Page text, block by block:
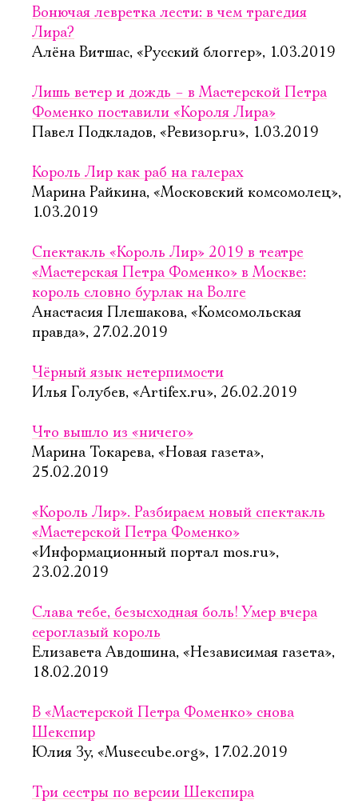
Вонючая левретка лести: в чем трагедия
Лира?
Алёна Витшас, «Русский блоггер», 1.03.2019
Лишь ветер и дождь – в Мастерской Петра
Фоменко поставили «Короля Лира»
Павел Подкладов, «Ревизор.ru», 1.03.2019
Король Лир как раб на галерах
Марина Райкина, «Московский комсомолец»,
1.03.2019
Спектакль «Король Лир» 2019 в театре
«Мастерская Петра Фоменко» в Москве:
король словно бурлак на Волге
Анастасия Плешакова, «Комсомольская
правда», 27.02.2019
Чёрный язык нетерпимости
Илья Голубев, «Artifex.ru», 26.02.2019
Что вышло из «ничего»
Марина Токарева, «Новая газета»,
25.02.2019
«Король Лир». Разбираем новый спектакль
«Мастерской Петра Фоменко»
«Информационный портал mos.ru»,
23.02.2019
Слава тебе, безысходная боль! Умер вчера
сероглазый король
Елизавета Авдошина, «Независимая газета»,
18.02.2019
В «Мастерской Петра Фоменко» снова
Шекспир
Юлия Зу, «Musecube.org», 17.02.2019
Три сестры по версии Шекспира